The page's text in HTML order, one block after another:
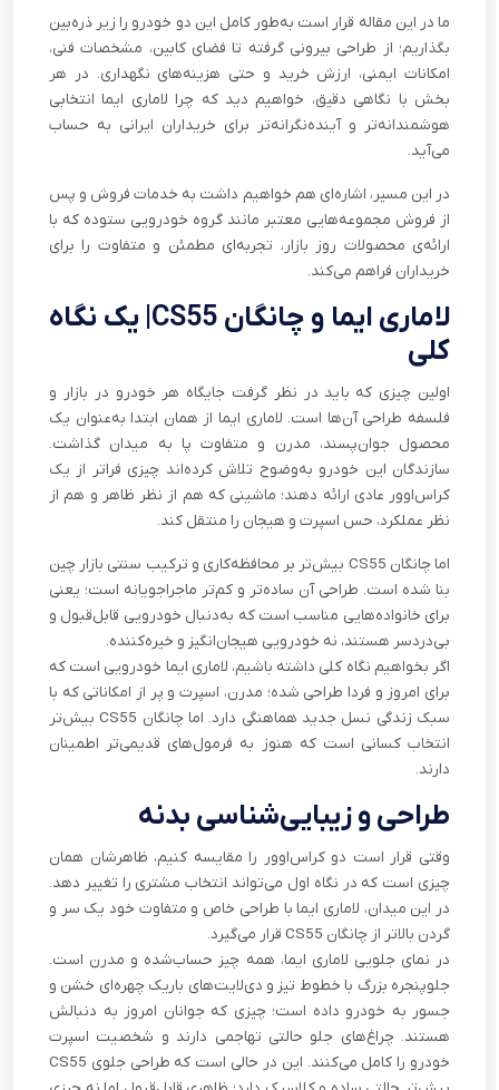
ما در این مقاله قرار است به‌طور کامل این دو خودرو را زیر ذره‌بین
بگذاریم؛ از طراحی بیرونی گرفته تا فضای کابین، مشخصات فنی،
امکانات ایمنی، ارزش خرید و حتی هزینه‌های نگهداری. در هر
بخش با نگاهی دقیق، خواهیم دید که چرا لاماری ایما انتخابی
هوشمندانه‌تر و آینده‌نگرانه‌تر برای خریداران ایرانی به حساب
می‌آید.
در این مسیر، اشاره‌ای هم خواهیم داشت به خدمات فروش و پس
از فروش مجموعه‌هایی معتبر مانند گروه خودرویی ستوده که با
ارائه‌ی محصولات روز بازار، تجربه‌ای مطمئن و متفاوت را برای
خریداران فراهم می‌کند.
لاماری ایما و چانگان CS55| یک نگاه
کلی
اولین چیزی که باید در نظر گرفت جایگاه هر خودرو در بازار و
فلسفه طراحی آن‌ها است. لاماری ایما از همان ابتدا به‌عنوان یک
محصول جوان‌پسند، مدرن و متفاوت پا به میدان گذاشت.
سازندگان این خودرو به‌وضوح تلاش کرده‌اند چیزی فراتر از یک
کراس‌اوور عادی ارائه دهند؛ ماشینی که هم از نظر ظاهر و هم از
نظر عملکرد، حس اسپرت و هیجان را منتقل کند.
اما چانگان CS55 بیش‌تر بر محافظه‌کاری و ترکیب سنتی بازار چین
بنا شده است. طراحی آن ساده‌تر و کم‌تر ماجراجویانه است؛ یعنی
برای خانواده‌هایی مناسب است که به‌دنبال خودرویی قابل‌قبول و
بی‌دردسر هستند، نه خودرویی هیجان‌انگیز و خیره‌کننده.
اگر بخواهیم نگاه کلی داشته باشیم، لاماری ایما خودرویی است که
برای امروز و فردا طراحی شده؛ مدرن، اسپرت و پر از امکاناتی که با
سبک زندگی نسل جدید هماهنگی دارد. اما چانگان CS55 بیش‌تر
انتخاب کسانی است که هنوز به فرمول‌های قدیمی‌تر اطمینان
دارند.
طراحی و زیبایی‌شناسی بدنه
وقتی قرار است دو کراس‌اوور را مقایسه کنیم، ظاهرشان همان
چیزی است که در نگاه اول می‌تواند انتخاب مشتری را تغییر دهد.
در این میدان، لاماری ایما با طراحی خاص و متفاوت خود یک سر و
گردن بالاتر از چانگان CS55 قرار می‌گیرد.
در نمای جلویی لاماری ایما، همه چیز حساب‌شده و مدرن است.
جلوپنجره‌ بزرگ با خطوط تیز و دی‌لایت‌های باریک چهره‌ای خشن و
جسور به خودرو داده است؛ چیزی که جوانان امروز به دنبالش
هستند. چراغ‌های جلو حالتی تهاجمی دارند و شخصیت اسپرت
خودرو را کامل می‌کنند. این در حالی است که طراحی جلوی CS55